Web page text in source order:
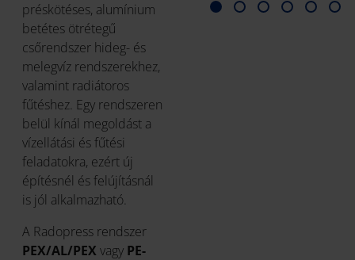
préskötéses, alumínium
betétes ötrétegű
csőrendszer hideg- és
melegvíz rendszerekhez,
valamint radiátoros
fűtéshez. Egy rendszeren
belül kínál megoldást a
vízellátási és fűtési
feladatokra, ezért új
építésnél és felújításnál
is jól alkalmazható.
A Radopress rendszer
PEX/AL/PEX vagy PE-